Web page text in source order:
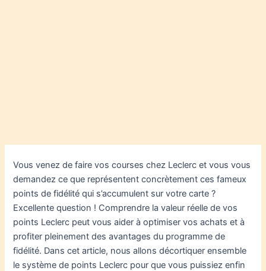
Vous venez de faire vos courses chez Leclerc et vous vous
demandez ce que représentent concrètement ces fameux
points de fidélité qui s’accumulent sur votre carte ?
Excellente question ! Comprendre la valeur réelle de vos
points Leclerc peut vous aider à optimiser vos achats et à
profiter pleinement des avantages du programme de
fidélité. Dans cet article, nous allons décortiquer ensemble
le système de points Leclerc pour que vous puissiez enfin